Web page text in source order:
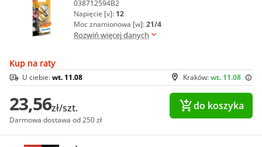
038712594B2
Napięcie [v]: 12
Moc znamionowa [w]:21/4
Rozwiń więcej danych
Kup na raty
Kraków:wt. 11.08
U ciebie:wt. 11.08
23,56zł/szt.
Darmowa dostawa od 250 zł
do koszyka